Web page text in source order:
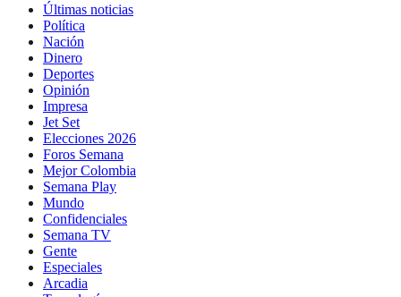
Últimas noticias
Política
Nación
Dinero
Deportes
Opinión
Impresa
Jet Set
Elecciones 2026
Foros Semana
Mejor Colombia
Semana Play
Mundo
Confidenciales
Semana TV
Gente
Especiales
Arcadia